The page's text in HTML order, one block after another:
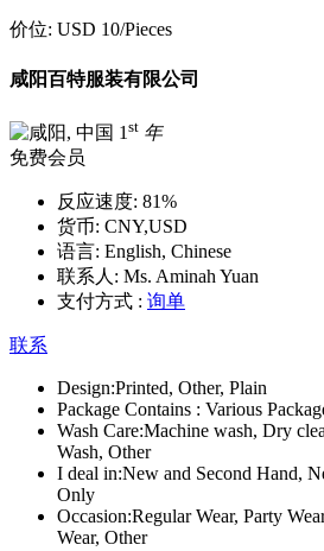
价位: USD 10/Pieces
咸阳百特服装有限公司
1 st 年
免费会员
反应速度: 81%
货币: CNY,USD
语言: English, Chinese
联系人: Ms. Aminah Yuan
支付方式 : 询单
联系
Design:Printed, Other, Plain
Package Contains : Various
Wash Care:Machine wash, Dry
Wash, Other
I deal in:New and Second Hand,
Only
Occasion:Regular Wear, Party
Wear, Other